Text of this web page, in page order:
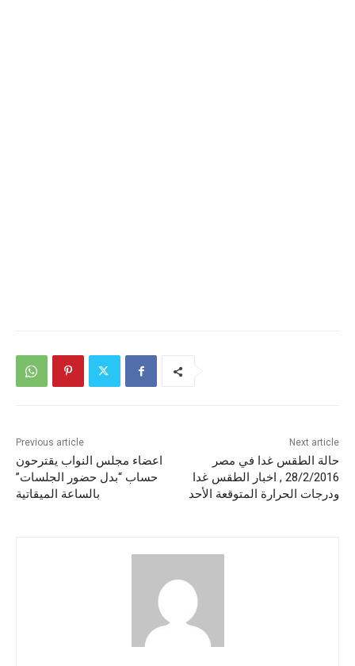
Previous article
اعضاء مجلس النواب يقترحون
حساب “بدل حضور الجلسات”
بالساعة الميقاتية
Next article
حالة الطقس غدا في مصر
28/2/2016 , اخبار الطقس غدا
ودرجات الحرارة المتوقعة الأحد